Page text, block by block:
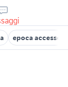
epoca